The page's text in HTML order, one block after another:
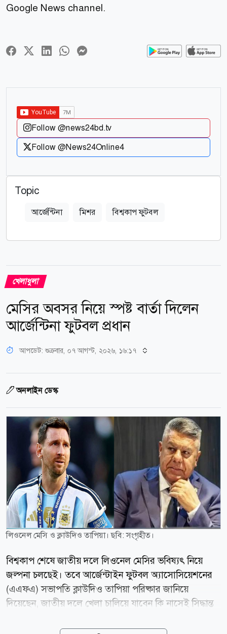
Google News channel.
Follow @news24bd.tv
Follow @News24Online4
Topic
আর্জেন্টিনা মিশর বিশ্বকাপ ফুটবল
খেলাধুলা
মেসির অবসর নিয়ে স্পষ্ট বার্তা দিলেন
আর্জেন্টিনা ফুটবল প্রধান
আপডেট: শুক্রবার, ০৭ আগস্ট, ২০২৬, ১৬:১৭
অনলাইন ডেস্ক
লিওনেল মেসি ও ক্লাউদিও তাপিয়া। ছবি: সংগৃহীত।
বিশ্বকাপ শেষে জাতীয় দলে লিওনেল মেসির ভবিষ্যৎ নিয়ে
জল্পনা চলছেই। তবে আর্জেন্টাইন ফুটবল অ্যাসোসিয়েশনের
(এএফএ) সভাপতি ক্লাউদিও তাপিয়া পরিষ্কার জানিয়ে
দিয়েছেন, জাতীয় দলে খেলা চালিয়ে যাবেন কি নাসেই সিদ্ধান্ত